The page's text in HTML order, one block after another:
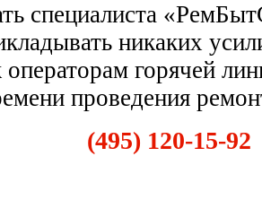
специалиста
никаких
операторам горячей
проведения
(495) 120-15-92